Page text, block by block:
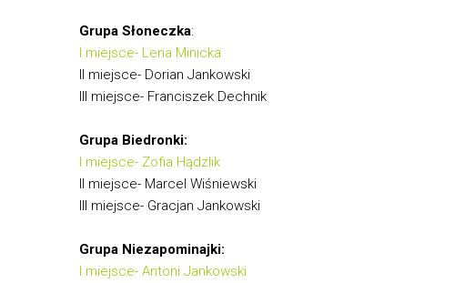
Grupa Słoneczka:
I miejsce- Lena Minicka
II miejsce- Dorian Jankowski
III miejsce- Franciszek Dechnik
Grupa Biedronki:
I miejsce- Zofia Hądzlik
II miejsce- Marcel Wiśniewski
III miejsce- Gracjan Jankowski
Grupa Niezapominajki:
I miejsce- Antoni Jankowski